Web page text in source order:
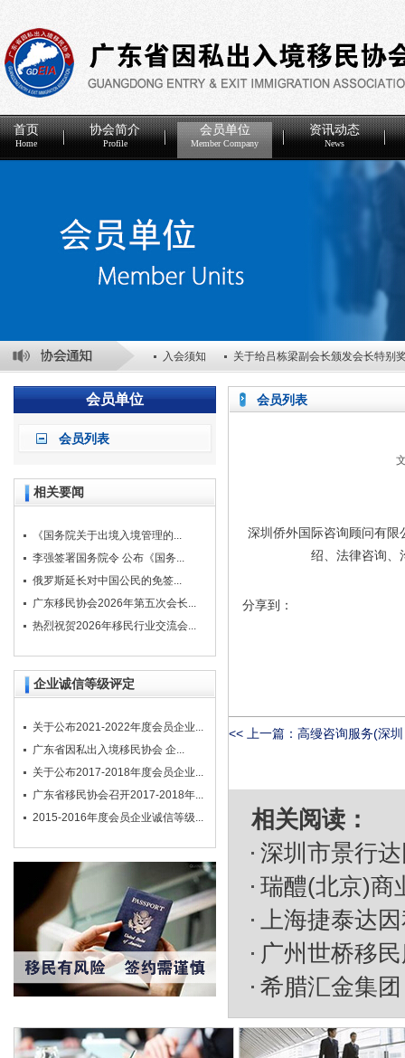
首页
Home
协会简介
Profile
会员单位
Member Company
资讯动态
News
入会须知 关于给吕栋梁副会长颁发会长特别
关于表彰2025年度优秀会员单位的决定 关于
会员单位
会员列表
相关要闻
《国务院关于出境入境管理的...
李强签署国务院令 公布《国务...
俄罗斯延长对中国公民的免签...
广东移民协会2026年第五次会长...
热烈祝贺2026年移民行业交流会...
企业诚信等级评定
关于公布2021-2022年度会员企业...
广东省因私出入境移民协会 企...
关于公布2017-2018年度会员企业...
广东省移民协会召开2017-2018年...
2015-2016年度会员企业诚信等级...
会员列表
深圳侨外国际咨询顾问有
绍、法律咨询、
分享到：
<< 上一篇： 高缦咨询服务(深
相关阅读：
深圳市景行
瑞醴(北京)商
上海捷泰达
广州世桥移
希腊汇金集团